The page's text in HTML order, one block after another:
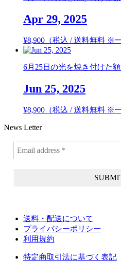
Apr 29, 2025
¥8,900 （税込 / 送料無料 ※
6月25日の光を焼き付けた
Jun 25, 2025
¥8,900 （税込 / 送料無料 ※
News Letter
送料・配送について
プライバシーポリシー
利用規約
特定商取引法に基づく表記